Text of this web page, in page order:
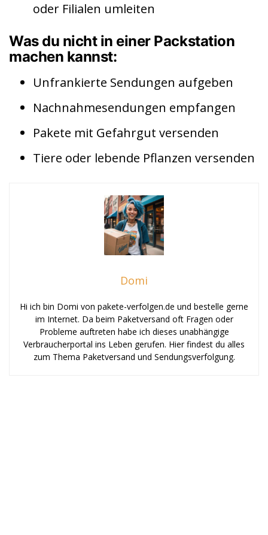
oder Filialen umleiten
Was du nicht in einer Packstation
machen kannst:
Unfrankierte Sendungen aufgeben
Nachnahmesendungen empfangen
Pakete mit Gefahrgut versenden
Tiere oder lebende Pflanzen versenden
Domi
Hi ich bin Domi von pakete-verfolgen.de und bestelle gerne
im Internet. Da beim Paketversand oft Fragen oder
Probleme auftreten habe ich dieses unabhängige
Verbraucherportal ins Leben gerufen. Hier findest du alles
zum Thema Paketversand und Sendungsverfolgung.